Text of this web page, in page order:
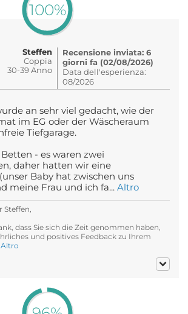
100%
Steffen
Coppia
30-39 Anno
Recensione inviata: 6
giorni fa (02/08/2026)
Data dell'esperienza:
08/2026
an sehr viel gedacht, wie der
im EG oder der Wäscheraum
Tiefgarage.
- es waren zwei
daher hatten wir eine
Baby hat zwischen uns
meine Frau und ich fa... Altro
Steffen,
dass Sie sich die Zeit genommen haben,
und positives Feedback zu Ihrem
Altro